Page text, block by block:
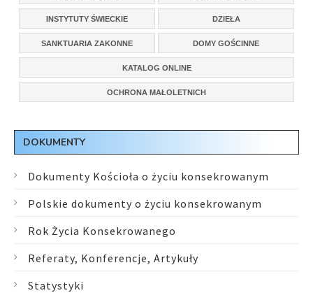
INSTYTUTY ŚWIECKIE DZIEŁA
SANKTUARIA ZAKONNE DOMY GOŚCINNE
KATALOG ONLINE
OCHRONA MAŁOLETNICH
DOKUMENTY
Dokumenty Kościoła o życiu konsekrowanym
Polskie dokumenty o życiu konsekrowanym
Rok Życia Konsekrowanego
Referaty, Konferencje, Artykuły
Statystyki